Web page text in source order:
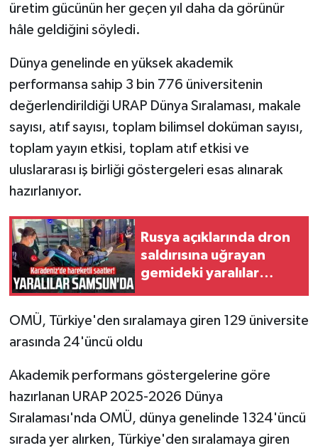
üretim gücünün her geçen yıl daha da görünür
hâle geldiğini söyledi.
Dünya genelinde en yüksek akademik
performansa sahip 3 bin 776 üniversitenin
değerlendirildiği URAP Dünya Sıralaması, makale
sayısı, atıf sayısı, toplam bilimsel doküman sayısı,
toplam yayın etkisi, toplam atıf etkisi ve
uluslararası iş birliği göstergeleri esas alınarak
hazırlanıyor.
Rusya açıklarında dron
saldırısına uğrayan
gemideki yaralılar
OMÜ, Türkiye'den sıralamaya giren 129 üniversite
arasında 24'üncü oldu
Akademik performans göstergelerine göre
hazırlanan URAP 2025-2026 Dünya
Sıralaması'nda OMÜ, dünya genelinde 1324'üncü
sırada yer alırken, Türkiye'den sıralamaya giren